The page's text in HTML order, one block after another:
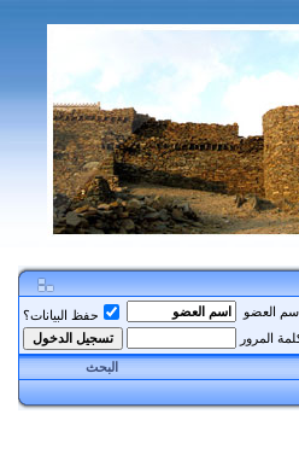
العضو
حفظ البيانات؟
المرور
البحث